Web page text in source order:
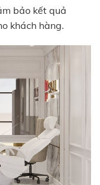
bảo kết quả
khách hàng.